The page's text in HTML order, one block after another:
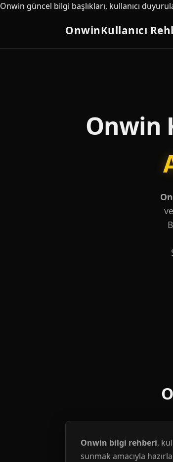
Onwin güncel bilgi başlıkları, kullanıcı
OnwinKullanıcı
Onwin
Onwin bilgi rehberi,
sunmak amacıyla